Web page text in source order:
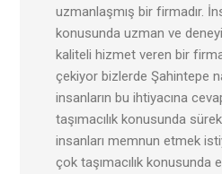
uzmanlaşmış bir firmadır.
konusunda uzman ve
kaliteli hizmet veren bir
çekiyor bizlerde Şahintepe
insanların bu ihtiyacına
taşımacılık konusunda
insanları memnun etmek
çok taşımacılık konusunda